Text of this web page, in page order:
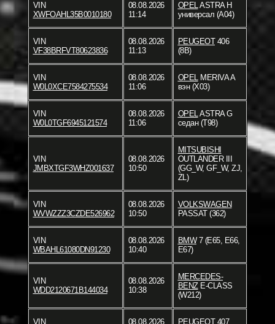
VIN
XWFOAHL35B0010180
08.08.2026
11:14
OPELASTRA H
универсал (A04)
VIN
VF38BRFVT80623836
08.08.2026
11:13
PEUGEOT406
(8B)
VIN
W0L0XCE7584275534
08.08.2026
11:06
OPELMERIVA A
вэн (X03)
VIN
W0L0TGF6945121574
08.08.2026
11:06
OPELASTRA G
седан (T98)
VIN
JMBXTGF3WHZ001637
08.08.2026
10:50
MITSUBISHI
OUTLANDER III
(GG_W, GF_W, ZJ,
ZL)
VIN
WVWZZZ3CZDE526962
08.08.2026
10:50
VOLKSWAGEN
PASSAT (362)
VIN
WBAHL61080DN91230
08.08.2026
10:40
BMW7 (E65, E66,
E67)
VIN
WDD2120671B144034
08.08.2026
10:38
MERCEDES-
BENZE-CLASS
(W212)
VIN
08.08.2026
PEUGEOT407